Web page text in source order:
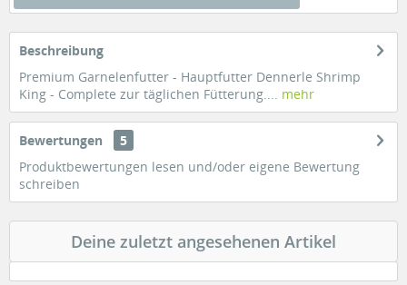
Beschreibung
Premium Garnelenfutter - Hauptfutter Dennerle Shrimp
King - Complete zur täglichen Fütterung.... mehr
Bewertungen
5
Produktbewertungen lesen und/oder eigene Bewertung
schreiben
Deine zuletzt angesehenen Artikel